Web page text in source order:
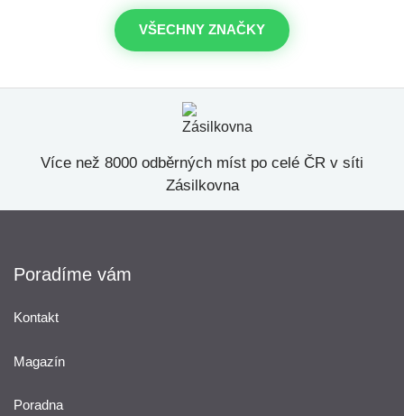
VŠECHNY ZNAČKY
Více než 8000 odběrných míst po celé ČR v síti
Zásilkovna
Poradíme vám
Kontakt
Magazín
Poradna